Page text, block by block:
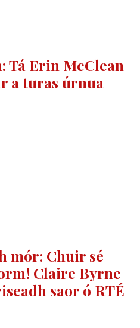
Tá Erin McClean
a turas úrnua
mór: Chuir sé
Claire Byrne
saor ó RTÉ